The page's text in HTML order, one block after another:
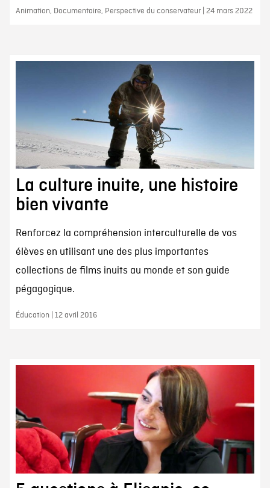
Animation, Documentaire, Perspective du conservateur | 24 mars 2022
La culture inuite, une histoire
bien vivante
Renforcez la compréhension interculturelle de vos
élèves en utilisant une des plus importantes
collections de films inuits au monde et son guide
pégagogique.
Éducation | 12 avril 2016